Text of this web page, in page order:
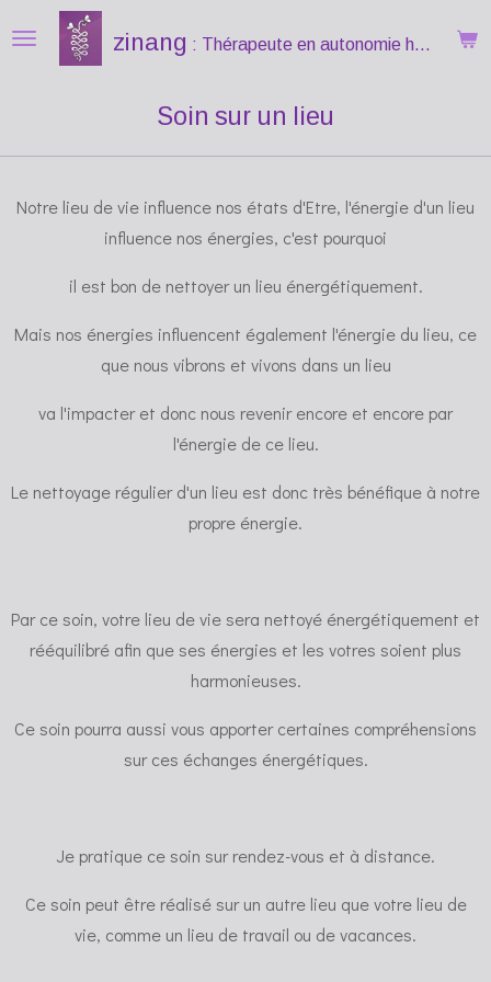
Passer
zinang : Thérapeuteen autonomie holistique
Soin sur un lieu
Notre lieu de vie influence nos états d'Etre, l'énergie d'un lieu
influence nos énergies, c'est pourquoi
il est bon de nettoyer un lieu énergétiquement.
Mais nos énergies influencent également l'énergie du lieu, ce
que nous vibrons et vivons dans un lieu
va l'impacter et donc nous revenir encore et encore par
l'énergie de ce lieu.
Le nettoyage régulier d'un lieu est donc très bénéfique à notre
propre énergie.
Par ce soin, votre lieu de vie sera nettoyé énergétiquement et
rééquilibré afin que ses énergies et les votres soient plus
harmonieuses.
Ce soin pourra aussi vous apporter certaines compréhensions
sur ces échanges énergétiques.
Je pratique ce soin sur rendez-vous et à distance.
Ce soin peut être réalisé sur un autre lieu que votre lieu de
vie, comme un lieu de travail ou de vacances.